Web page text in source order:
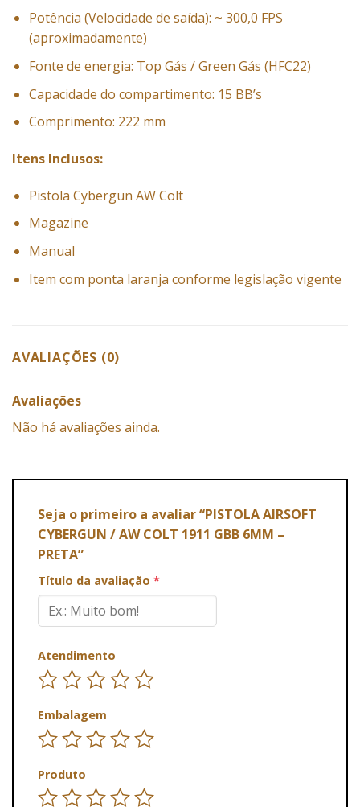
Potência (Velocidade de saída): ~ 300,0 FPS
(aproximadamente)
Fonte de energia: Top Gás / Green Gás (HFC22)
Capacidade do compartimento: 15 BB’s
Comprimento: 222 mm
Itens Inclusos:
Pistola Cybergun AW Colt
Magazine
Manual
Item com ponta laranja conforme legislação vigente
AVALIAÇÕES (0)
Avaliações
Não há avaliações ainda.
Seja o primeiro a avaliar “PISTOLA AIRSOFT
CYBERGUN / AW COLT 1911 GBB 6MM –
PRETA”
Título da avaliação *
Atendimento
Embalagem
Produto